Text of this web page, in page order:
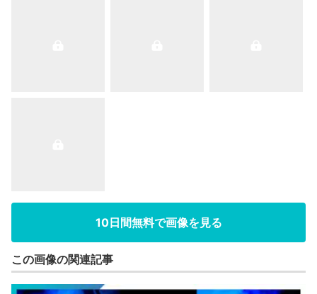
10日間無料で画像を見る
この画像の関連記事